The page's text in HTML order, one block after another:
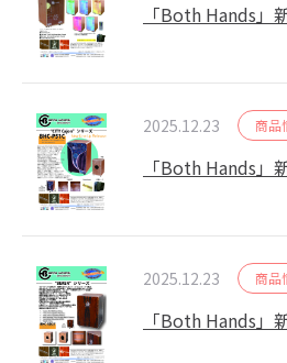
「Both Hands」
2025.12.23 商品
「Both Hands」
2025.12.23 商品
「Both Hands」